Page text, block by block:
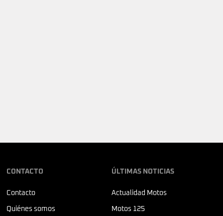
CONTACTO
Contacto
Quiénes somos
ÚLTIMAS NOTICIAS
Actualidad Motos
Motos 125